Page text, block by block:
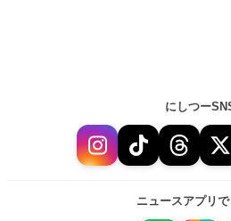
にしつー
ニュースアプリ